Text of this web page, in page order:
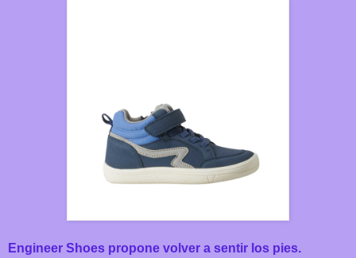
Engineer Shoes propone volver a sentir los pies.